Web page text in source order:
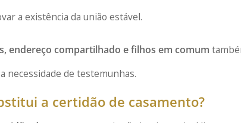
a existência da união estável.
endereço compartilhado e filhos em comum
necessidade de testemunhas.
a certidão de casamento?